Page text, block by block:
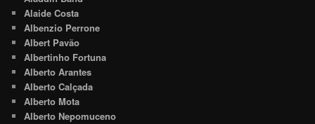
Alaide Costa
Albenzio Perrone
Albert Pavão
Albertinho Fortuna
Alberto Arantes
Alberto Calçada
Alberto Mota
Alberto Nepomuceno